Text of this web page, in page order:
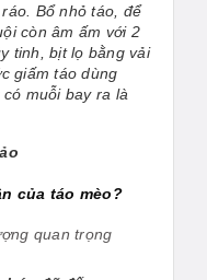
Bổ nhỏ táo, để
còn âm ấm với 2
tinh, bịt lọ bằng vải
giấm táo dùng
muỗi bay ra là
của táo mèo?
quan trọng